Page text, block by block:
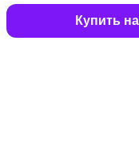
Купить